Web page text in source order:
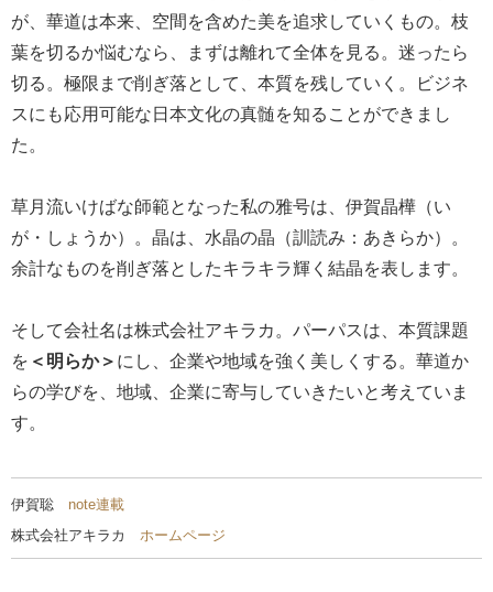
が、華道は本来、空間を含めた美を追求していくもの。枝
葉を切るか悩むなら、まずは離れて全体を見る。迷ったら
切る。極限まで削ぎ落として、本質を残していく。ビジネ
スにも応用可能な日本文化の真髄を知ることができまし
た。
草月流いけばな師範となった私の雅号は、伊賀晶樺（い
が・しょうか）。晶は、水晶の晶（訓読み：あきらか）。
余計なものを削ぎ落としたキラキラ輝く結晶を表します。
そして会社名は株式会社アキラカ。パーパスは、本質課題
を ＜明らか＞ にし、企業や地域を強く美しくする。華道か
らの学びを、地域、企業に寄与していきたいと考えていま
す。
伊賀聡 note連載
株式会社アキラカ ホームページ